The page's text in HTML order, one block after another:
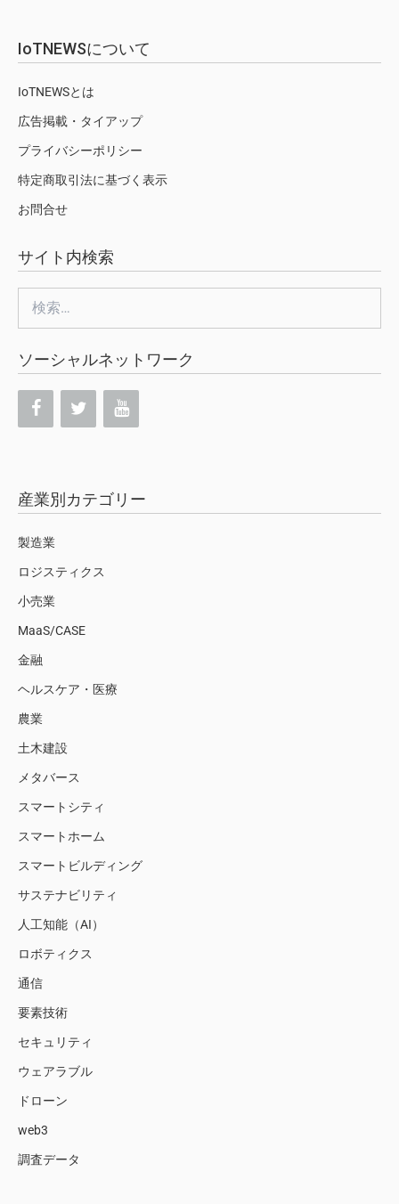
IoTNEWSについて
IoTNEWSとは
広告掲載・タイアップ
プライバシーポリシー
特定商取引法に基づく表示
お問合せ
サイト内検索
ソーシャルネットワーク
産業別カテゴリー
製造業
ロジスティクス
小売業
MaaS/CASE
金融
ヘルスケア・医療
農業
土木建設
メタバース
スマートシティ
スマートホーム
スマートビルディング
サステナビリティ
人工知能（AI）
ロボティクス
通信
要素技術
セキュリティ
ウェアラブル
ドローン
web3
調査データ